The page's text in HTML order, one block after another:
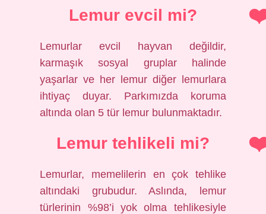
Lemur evcil mi?
Lemurlar evcil hayvan değildir,
karmaşık sosyal gruplar halinde
yaşarlar ve her lemur diğer lemurlara
ihtiyaç duyar. Parkımızda koruma
altında olan 5 tür lemur bulunmaktadır.
Lemur tehlikeli mi?
Lemurlar, memelilerin en çok tehlike
altındaki grubudur. Aslında, lemur
türlerinin %98’i yok olma tehlikesiyle